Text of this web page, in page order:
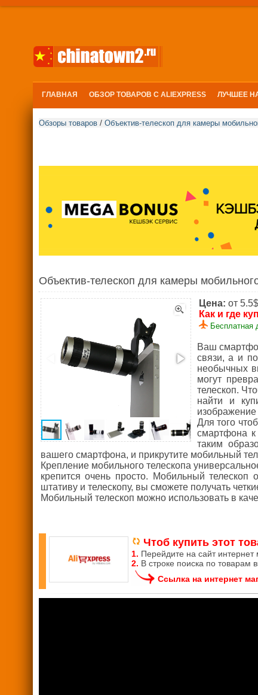
ГЛАВНАЯ ОБЗОР ТОВАРОВ С ALIEXPRESS ЛУЧШЕЕ
Обзоры товаров/ Объектив-телескоп для камеры
Объектив-телескоп для камеры
Цена: от 5.5$
Как и где
Бесплатная
Ваш
связи, а и
необычных
могут
телескоп.
найти и
изображение
Для того
смартфона к
таким
вашего смартфона, и прикрутите мобильный
Крепление мобильного телескопа
крепится очень просто. Мобильный телескоп
штативу и телескопу, вы сможете получать
Мобильный телескоп можно использовать в
Чтоб купить этот
1. Перейдите на сайт интернет
2. В строке поиска по товарам
Ссылка на интернет